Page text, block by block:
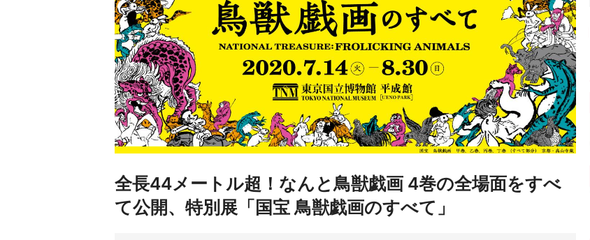
全長44メートル超！なんと鳥獣戯画 4巻の全場面をすべ
て公開、特別展「国宝 鳥獣戯画のすべて」